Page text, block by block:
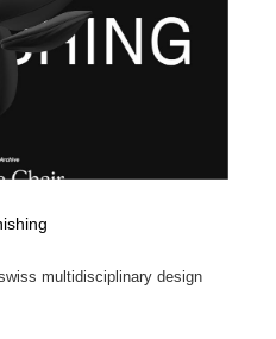
multidisciplinary design